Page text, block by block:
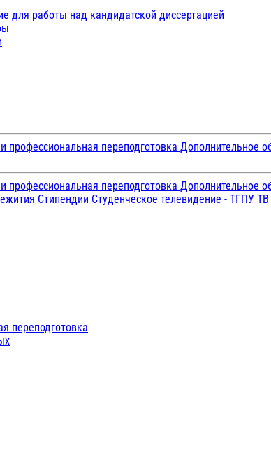
для работы над кандидатской диссертацией
переподготовка Дополнительное
переподготовка Дополнительное
Стипендии Студенческое телевидение - ТГПУ ТВ
переподготовка